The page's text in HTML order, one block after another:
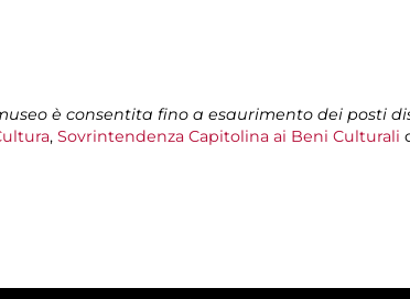
è consentita fino a esaurimento dei posti
, Sovrintendenza Capitolina ai Beni Culturali